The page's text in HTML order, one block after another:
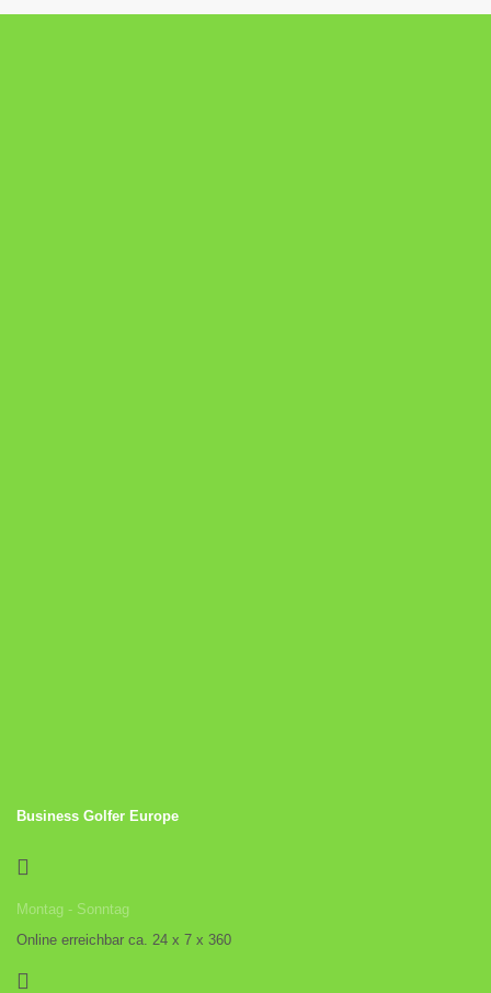
Business Golfer Europe
Montag - Sonntag
Online erreichbar ca. 24 x 7 x 360